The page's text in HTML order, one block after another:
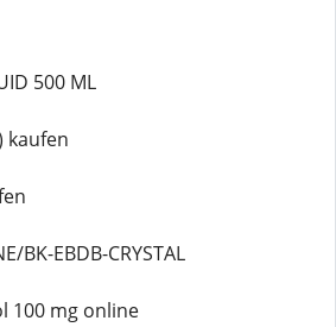
500 ML
kaufen
BK-EBDB-CRYSTAL
100 mg online